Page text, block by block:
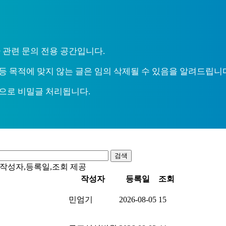
련 문의 전용 공간입니다.
목적에 맞지 않는 글은 임의 삭제될 수 있음을 알려드립니
로 비밀글 처리됩니다.
검색
성자,등록일,조회 제공
작성자
등록일 조회
민엄기 2026-08-05 15